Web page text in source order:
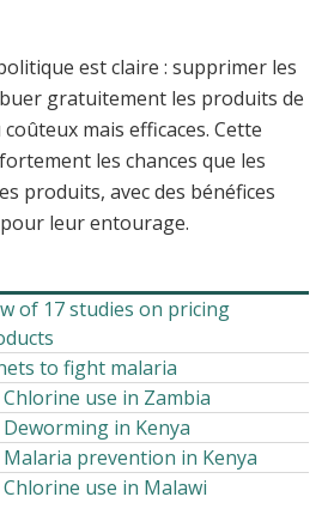
est claire : supprimer les
gratuitement les produits de
mais efficaces. Cette
les chances que les
produits, avec des bénéfices
leur entourage.
of 17 studies on pricing
to fight malaria
use in Zambia
in Kenya
prevention in Kenya
use in Malawi